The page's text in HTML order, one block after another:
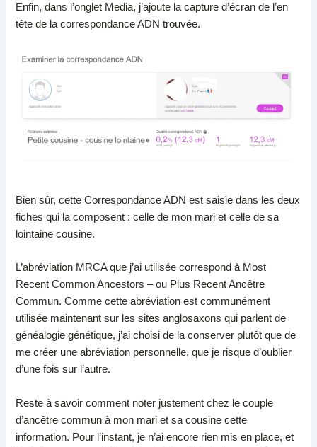
Enfin, dans l’onglet Media, j’ajoute la capture d’écran de l’en
tête de la correspondance ADN trouvée.
Bien sûr, cette Correspondance ADN est saisie dans les deux
fiches qui la composent : celle de mon mari et celle de sa
lointaine cousine.
L’abréviation MRCA que j’ai utilisée correspond à Most
Recent Common Ancestors – ou Plus Recent Ancêtre
Commun. Comme cette abréviation est communément
utilisée maintenant sur les sites anglosaxons qui parlent de
généalogie génétique, j’ai choisi de la conserver plutôt que de
me créer une abréviation personnelle, que je risque d’oublier
d’une fois sur l’autre.
Reste à savoir comment noter justement chez le couple
d’ancêtre commun à mon mari et sa cousine cette
information. Pour l’instant, je n’ai encore rien mis en place, et